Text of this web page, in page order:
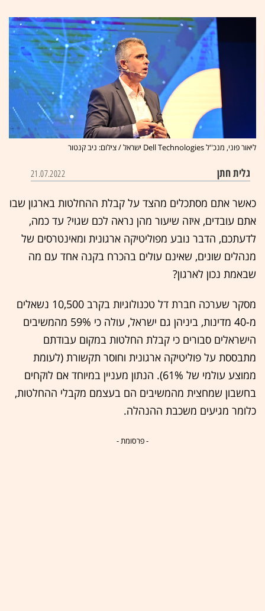
ליאור פוני, מנכ''ל Dell Technologies ישראל / צילום: ניב קנטור
גלית חתן 21.07.2022
כאשר אתם מסתכלים מהצד על קבלת ההחלטות בארגון שבו
אתם עובדים, איזה שיעור מהן נראה לכם שגוי? עד כמה,
לדעתכם, הדבר נובע מפוליטיקה ארגונית ומאינטרסים של
מנהלים שונים, שאינם עולים בהכרח בקנה אחד עם מה
שבאמת נכון לארגון?
מסקר שערכה חברת דל טכנולוגיות בקרב 10,500 נשאלים
מ-40 מדינות, ביניהן גם ישראל, עולה כי 59% מהמשיבים
הישראלים סבורים כי קבלת החלטות במקום עבודתם
מתבססת על פוליטיקה ארגונית וחוסר תקשורת (לעומת
ממוצע עולמי של 61%). הנתון מעניין במיוחד אם לוקחים
בחשבון שמחצית מהמשיבים הם בעצמם מקבלי ההחלטות,
כלומר מגיעים משכבת ההנהלה.
- פרסומת -